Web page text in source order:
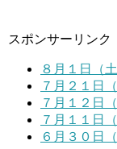
スポンサーリンク
８月１日（
７月２１日
７月１２日
７月１１日
６月３０日